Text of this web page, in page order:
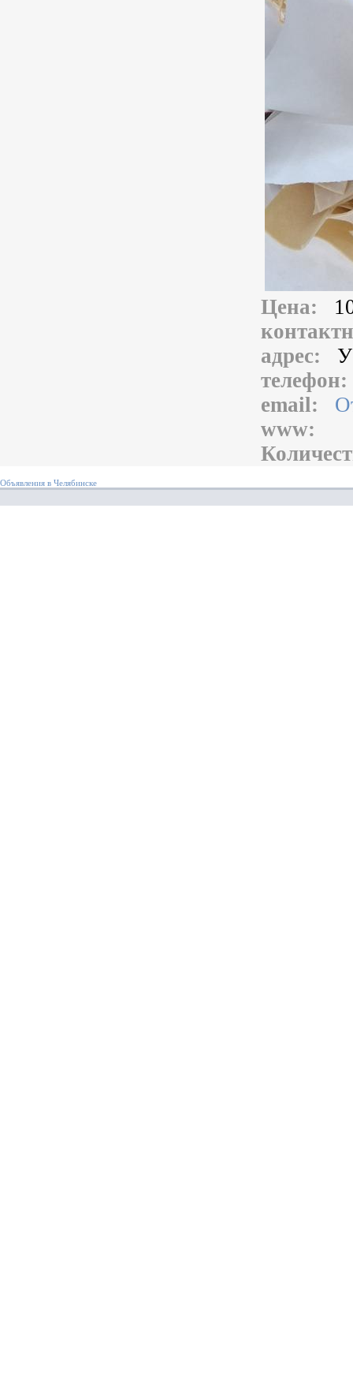
Цена:
адрес:
email:
www:
Объявления в Челябинске